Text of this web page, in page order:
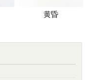
黄昏